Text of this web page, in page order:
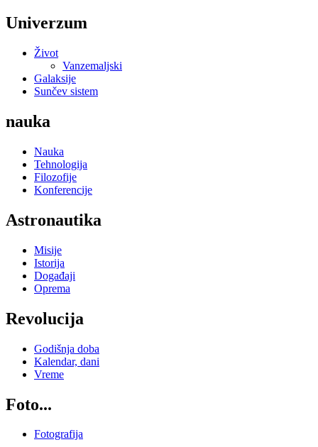
Univerzum
Život
Vanzemaljski
Galaksije
Sunčev sistem
nauka
Nauka
Tehnologija
Filozofije
Konferencije
Astronautika
Misije
Istorija
Događaji
Oprema
Revolucija
Godišnja doba
Kalendar, dani
Vreme
Foto...
Fotografija